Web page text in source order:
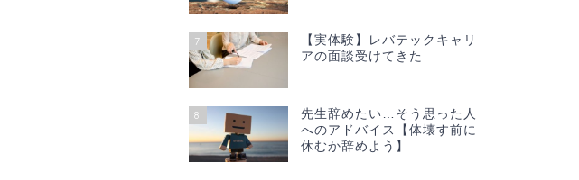
7
【実体験】レバテックキャリ
アの面談受けてきた
8
先生辞めたい…そう思った人
へのアドバイス【体壊す前に
休むか辞めよう】